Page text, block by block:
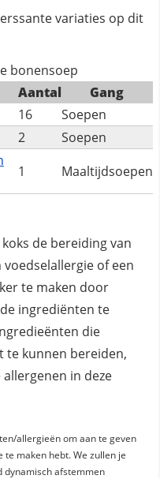
variaties op dit
bonensoep
Aantal
Gang
16
Soepen
2
Soepen
1 Maaltijdsoepen
de bereiding van
of een
te maken door
ingrediënten te
die
te kunnen bereiden,
in deze
allergieën om aan te geven
maken hebt. We zullen je
dynamisch afstemmen